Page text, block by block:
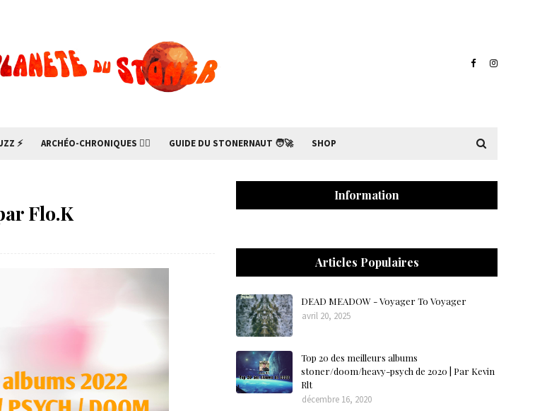
⚡ ARCHÉO-CHRONIQUES 🧙‍♂ GUIDE DU STONERNAUT 🧑‍🚀 SHOP
Flo.K
Information
Articles Populaires
DEAD MEADOW - Voyager To Voyager
avril 20, 2025
Top 20 des meilleurs albums
stoner/doom/heavy-psych de 2020 | Par Kevin
Rlt
décembre 16, 2020